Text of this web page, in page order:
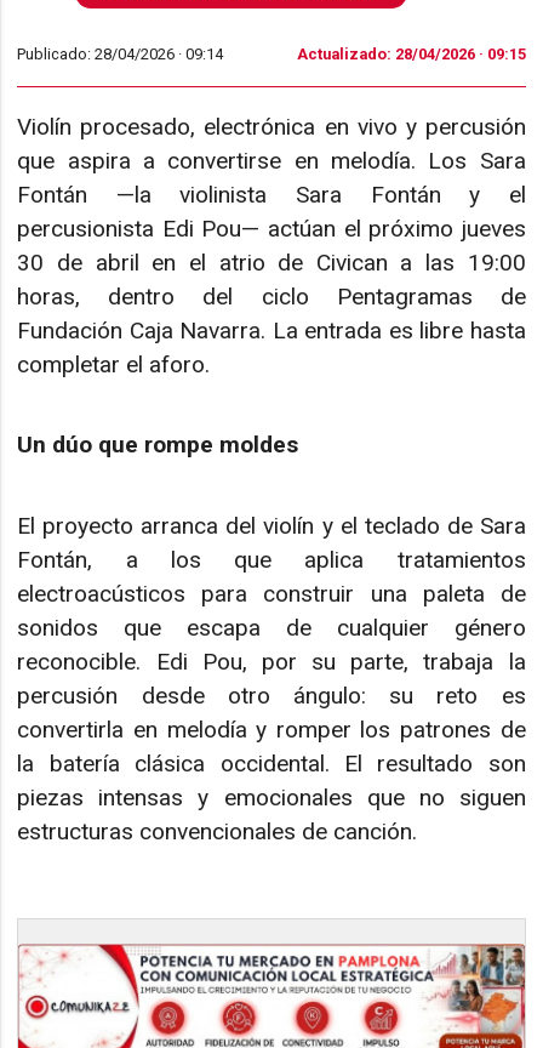
Publicado: 28/04/2026 ·09:14 Actualizado: 28/04/2026 · 09:15
Violín procesado, electrónica en vivo y percusión
que aspira a convertirse en melodía. Los Sara
Fontán —la violinista Sara Fontán y el
percusionista Edi Pou— actúan el próximo jueves
30 de abril en el atrio de Civican a las 19:00
horas, dentro del ciclo Pentagramas de
Fundación Caja Navarra. La entrada es libre hasta
completar el aforo.
Un dúo que rompe moldes
El proyecto arranca del violín y el teclado de Sara
Fontán, a los que aplica tratamientos
electroacústicos para construir una paleta de
sonidos que escapa de cualquier género
reconocible. Edi Pou, por su parte, trabaja la
percusión desde otro ángulo: su reto es
convertirla en melodía y romper los patrones de
la batería clásica occidental. El resultado son
piezas intensas y emocionales que no siguen
estructuras convencionales de canción.